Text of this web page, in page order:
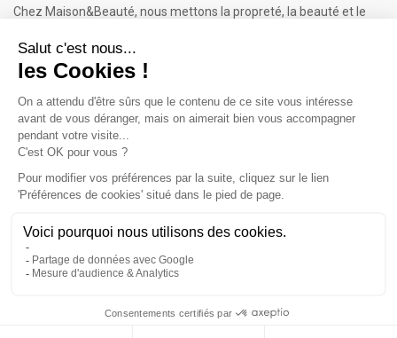
Chez Maison&Beauté, nous mettons la propreté, la beauté et le
Maison & Beauté : Informations
À propos de nous
Conditions générales de vente (CGV)
Plan du site
Contactez-nous
Cliquez-ici pour modifier vos préférences en matière de cookies
Inscrivez-vous à notre Newsletter
Valable sur votre 1ère commande dès 50€ d'achat.